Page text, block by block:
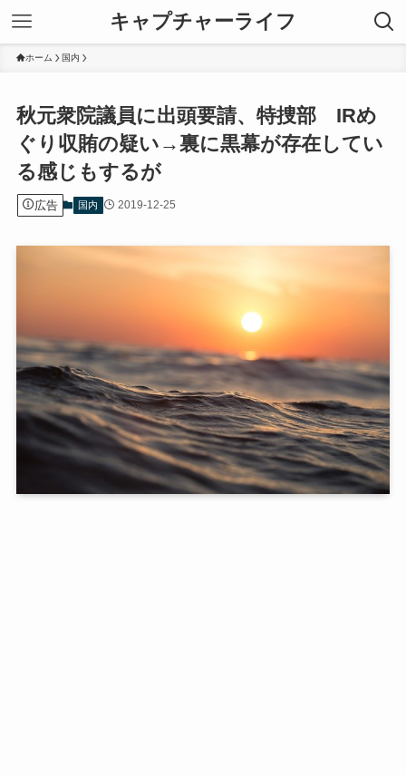
キャプチャーライフ
ホーム 国内
秋元衆院議員に出頭要請、特捜部 IRめ
ぐり収賄の疑い→裏に黒幕が存在してい
る感じもするが
広告 国内 2019-12-25